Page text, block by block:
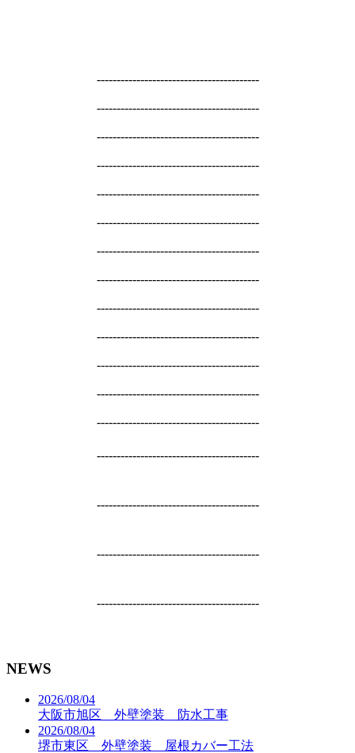
-----------------------------------------
-----------------------------------------
-----------------------------------------
-----------------------------------------
-----------------------------------------
-----------------------------------------
-----------------------------------------
-----------------------------------------
-----------------------------------------
-----------------------------------------
-----------------------------------------
-----------------------------------------
-----------------------------------------
-----------------------------------------
-----------------------------------------
-----------------------------------------
-----------------------------------------
NEWS
2026/08/04
大阪市旭区 外壁塗装 防水工事
2026/08/04
堺市東区 外壁塗装 屋根カバー工法